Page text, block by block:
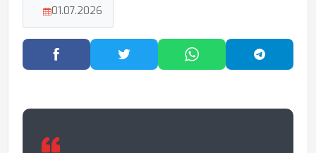
01.07.2026
Facebook'ta PaylaşTwitter'da PaylaşWhatsApp'ta Paylaş